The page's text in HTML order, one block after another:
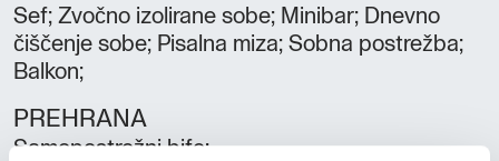
Sef; Zvočno izolirane sobe; Minibar; Dnevno
čiščenje sobe; Pisalna miza; Sobna postrežba;
Balkon;
PREHRANA
Samopostrežni bife;